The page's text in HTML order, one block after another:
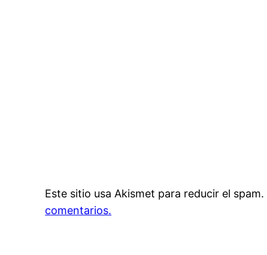
Este sitio usa Akismet para reducir el spam.
comentarios.